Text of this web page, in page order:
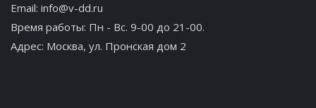
Email: info@v-dd.ru
Время работы: Пн - Вс. 9-00 до 21-00.
Адрес: Москва, ул. Пронская дом 2